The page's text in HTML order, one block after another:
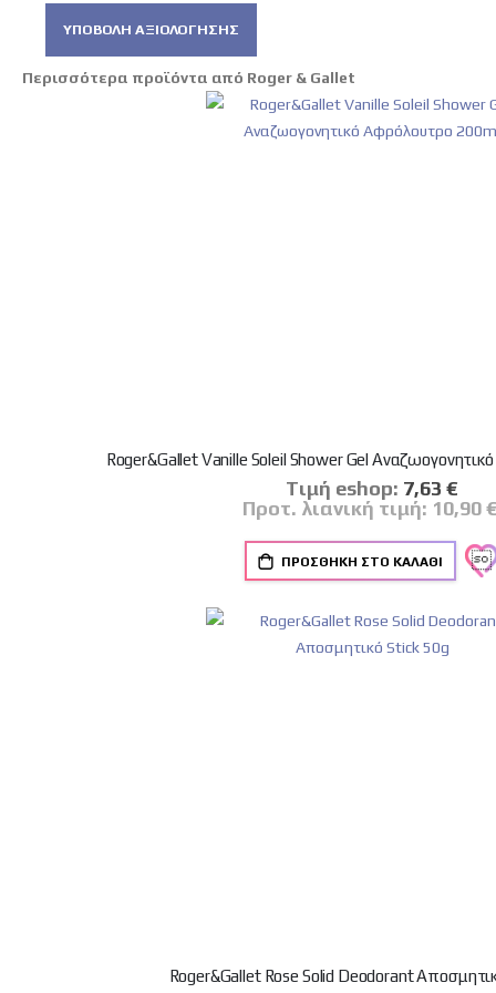
ΥΠΟΒΟΛΉ ΑΞΙΟΛΌΓΗΣΗΣ
Περισσότερα προϊόντα από Roger & Gallet
Roger&Gallet Vanille Soleil Shower Gel
Tιμή eshop: Ειδική
Τιμή
7,63 €
Προτ. λιανική τιμή: 10,90 €
ΠΡΟΣΘΉΚΗ ΣΤΟ ΚΑΛΆΘΙ
Roger&Gallet Rose Solid Deodorant